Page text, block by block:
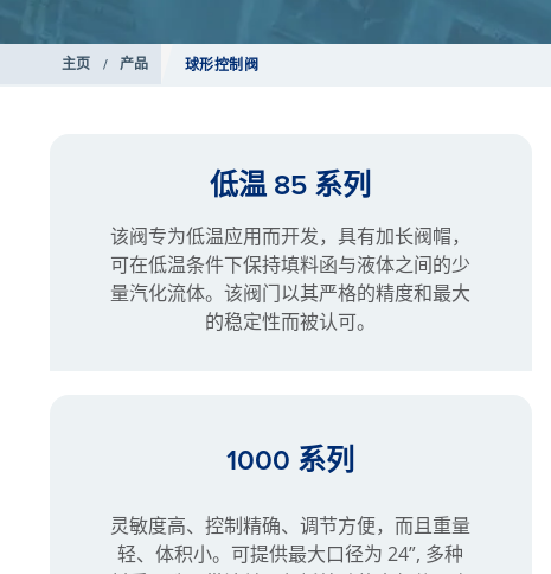
主页 / 产品 球形控制阀
低温 85 系列
该阀专为低温应用而开发，具有加长阀帽，
可在低温条件下保持填料函与液体之间的少
量汽化流体。该阀门以其严格的精度和最大
的稳定性而被认可。
1000 系列
灵敏度高、控制精确、调节方便，而且重量
轻、体积小。可提供最大口径为 24”, 多种